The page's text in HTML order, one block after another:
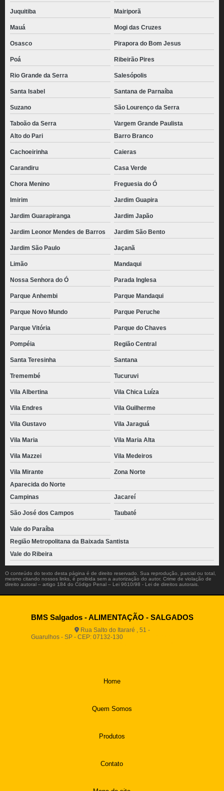
Juquitiba Mairiporã
Mauá Mogi das Cruzes
Osasco Pirapora do Bom Jesus
Poá Ribeirão Pires
Rio Grande da Serra Salesópolis
Santa Isabel Santana de Parnaíba
Suzano São Lourenço da Serra
Taboão da Serra
Vargem Grande Paulista
Alto do Pari
Barro Branco
Cachoeirinha Caieras
Carandiru Casa Verde
Chora Menino Freguesia do Ó
Imirim Jardim Guapira
Jardim Guarapiranga Jardim Japão
Jardim Leonor Mendes de Barros Jardim São Bento
Jardim São Paulo Jaçanã
Limão Mandaqui
Nossa Senhora do Ó Parada Inglesa
Parque Anhembi Parque Mandaqui
Parque Novo Mundo Parque Peruche
Parque Vitória Parque do Chaves
Pompéia Região Central
Santa Teresinha Santana
Tremembé Tucuruvi
Vila Albertina Vila Chica Luíza
Vila Endres Vila Guilherme
Vila Gustavo Vila Jaraguá
Vila Maria Vila Maria Alta
Vila Mazzei Vila Medeiros
Vila Mirante
Zona Norte
Aparecida do Norte
Campinas
Jacareí
São José dos Campos Taubaté
Vale do Paraíba
Região Metropolitana da Baixada Santista
Vale do Ribeira
O conteúdo do texto desta página é de direito reservado. Sua reprodução, parcial ou total,
mesmo citando nossos links, é proibida sem a autorização do autor. Crime de violação de
direito autoral – artigo 184 do Código Penal – Lei 9610/98 - Lei de direitos autorais
BMS Salgados - ALIMENTAÇÃO - SALGADOS
Rua Salto do Itararé , 51 -
Guarulhos - SP - CEP: 07132-130
Home
Quem Somos
Produtos
Contato